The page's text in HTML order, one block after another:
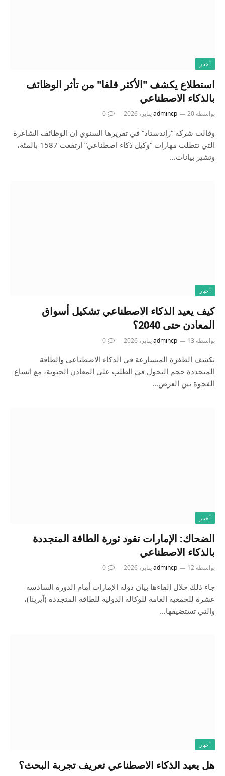
أخبار
استطلاع يكشف "الأكثر قلقا" من تأثر الوظائف
بالذكاء الاصطناعي
بواسطة admincp 20 يناير، 2026 0
وقالت شركة “راندستاد” في تقريرها السنوي إن الوظائف الشاغرة
التي تتطلب مهارات “وكيل ‌ذكاء اصطناعي” ارتفعت 1587 بالمئة،
وتشير بيانات…
أخبار
كيف يعيد الذكاء الاصطناعي تشكيل أسواق
المعادن حتى 2040؟
بواسطة admincp 13 يناير، 2026 0
تكشف الطفرة المتسارعة في الذكاء الاصطناعي والطاقة
المتجددة حجم التحول في الطلب على المعادن الحيوية، مع اتساع
الفجوة بين العرض…
أخبار
الضحاك: الإمارات تقود ثورة الطاقة المتجددة
بالذكاء الاصطناعي
بواسطة admincp 12 يناير، 2026 0
جاء ذلك خلال إلقاءها بيان دولة الإمارات أمام الدورة السادسة
عشرة للجمعية العامة للوكالة الدولية للطاقة المتجددة (آيرينا)،
والتي تستضيفها…
أخبار
هل يعيد الذكاء الاصطناعي تعريف تجربة البحث؟